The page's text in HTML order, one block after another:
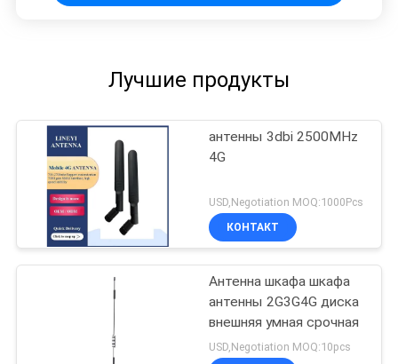
Лучшие продукты
антенны 3dbi 2500MHz
4G
USD,Negotiation MOQ:1000Pcs
КОНТАКТ
Антенна шкафа шкафа
антенны 2G3G4G диска
внешняя умная срочная
USD,Negotiation MOQ:10pcs